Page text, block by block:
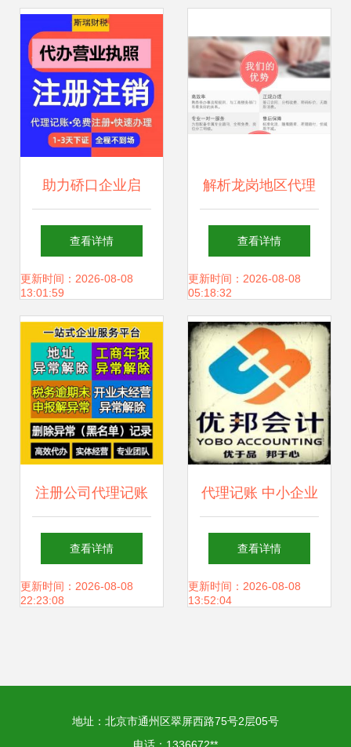
助力硚口企业启
航，专业公司注册
与代理记账服务
查看详情
更新时间：2026-08-08
13:01:59
解析龙岗地区代理
记账与税务代理服
务 专业会计审计与
财务管理的重要性
查看详情
更新时间：2026-08-08
05:18:32
注册公司代理记账
服务 一站式解决方
案与优选产品推荐
查看详情
更新时间：2026-08-08
22:23:08
代理记账 中小企业
财务管理的智慧选
择
查看详情
更新时间：2026-08-08
13:52:04
地址：北京市通州区翠屏西路75号2层05号